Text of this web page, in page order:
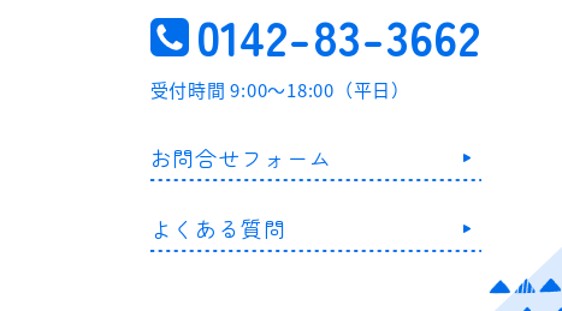
0142-83-3662
受付時間 9:00～18:00（平日）
お問合せフォーム
よくある質問